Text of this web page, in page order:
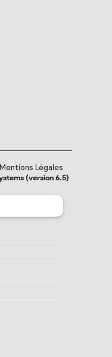
Mentions Légales
(version 6.5)